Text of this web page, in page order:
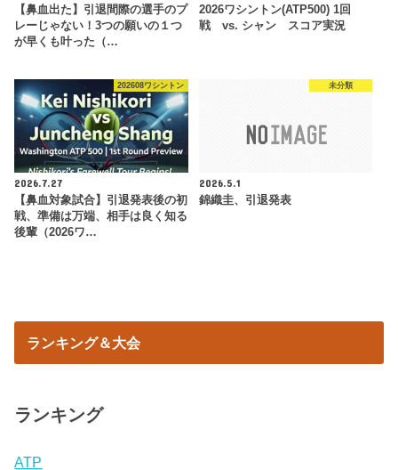
【鼻血出た】引退間際の選手のプ
レーじゃない！3つの願いの１つ
が早くも叶った（…
2026ワシントン(ATP500) 1回
戦 vs. シャン スコア実況
202608ワシントン
2026.7.27
【鼻血対象試合】引退発表後の初
戦、準備は万端、相手は良く知る
後輩（2026ワ…
未分類
2026.5.1
錦織圭、引退発表
ランキング＆大会
ランキング
ATP